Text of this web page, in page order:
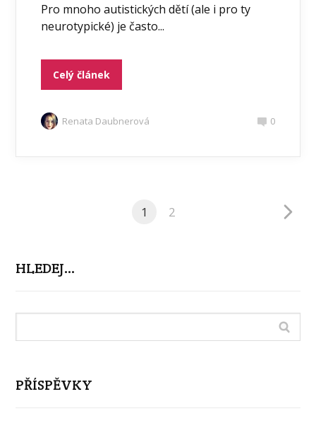
Pro mnoho autistických dětí (ale i pro ty
neurotypické) je často...
Celý článek
Renata Daubnerová 0
1 2
HLEDEJ…
PŘÍSPĚVKY